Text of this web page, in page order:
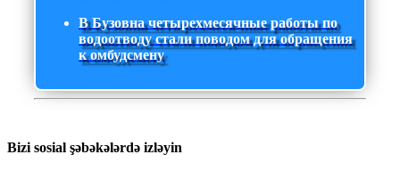
В Бузовна четырехмесячные работы по
водоотводу стали поводом для обращения
к омбудсмену
Bizi sosial şəbəkələrdə izləyin